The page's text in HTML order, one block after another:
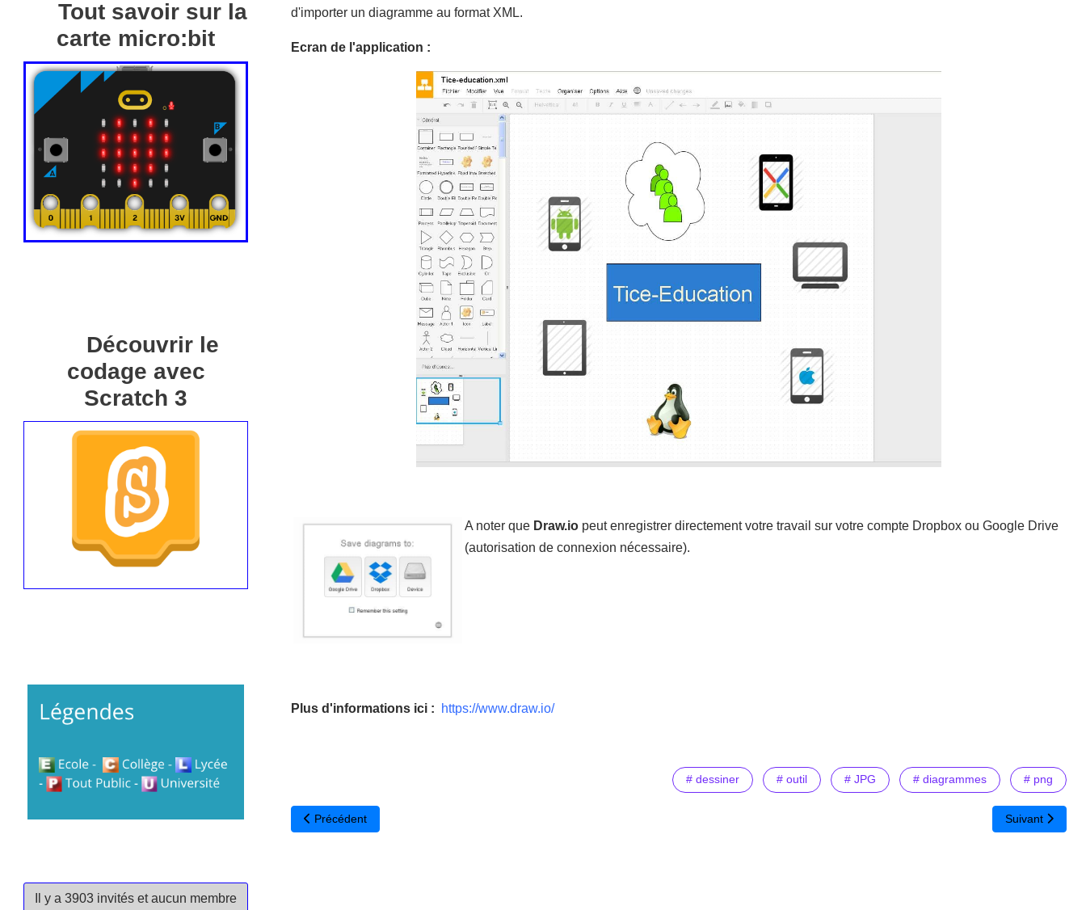
Tout savoir sur la
carte micro:bit
Découvrir le
codage avec
Scratch 3
Il y a 3903 invités et aucun membre
d'importer un diagramme au format XML.
Ecran de l'application :
A noter que Draw.io peut enregistrer directement votre travail sur votre compte Dropbox ou Google Drive
(autorisation de connexion nécessaire).
Plus d'informations ici : https://www.draw.io/
# dessiner # outil # JPG # diagrammes # png
Article précédent : Réalisez des constructions en Lego avec Chrome
Précédent Article suivant
Suivant